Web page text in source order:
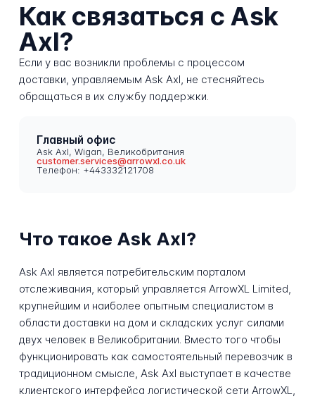
Как связаться с Ask
Axl?
Если у вас возникли проблемы с процессом
доставки, управляемым Ask Axl, не стесняйтесь
обращаться в их службу поддержки.
Главный офис
Ask Axl, Wigan, Великобритания
customer.services@arrowxl.co.uk
Телефон: +443332121708
Что такое Ask Axl?
Ask Axl является потребительским порталом
отслеживания, который управляется ArrowXL Limited,
крупнейшим и наиболее опытным специалистом в
области доставки на дом и складских услуг силами
двух человек в Великобритании. Вместо того чтобы
функционировать как самостоятельный перевозчик в
традиционном смысле, Ask Axl выступает в качестве
клиентского интерфейса логистической сети ArrowXL,